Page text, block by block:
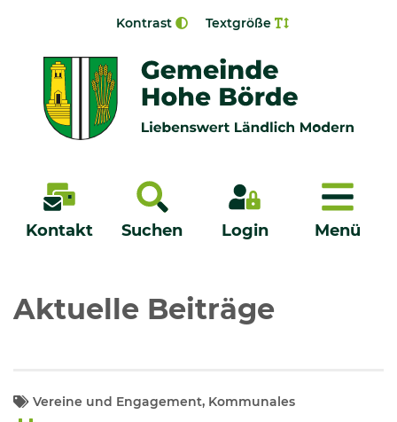
Kontrast Textgröße
Kontakt Suchen Login Menü
Menü
Neuigkeiten
Aktuelle Beiträge
Vereine und Engagement, Kommunales